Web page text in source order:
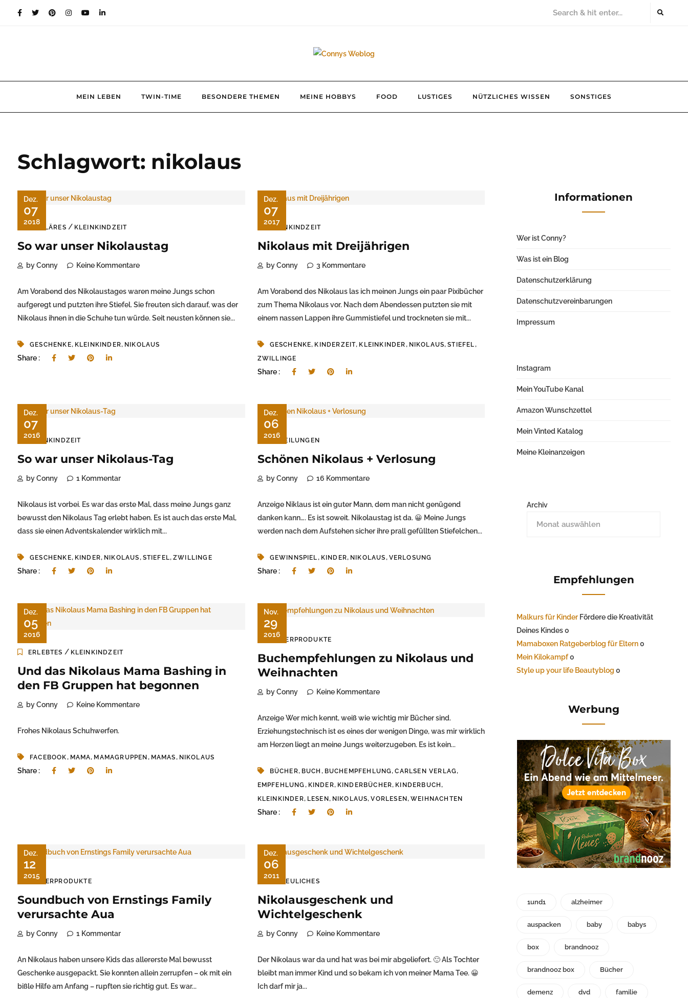
MEIN LEBEN TWIN-TIME BESONDERE THEMEN MEINE HOBBYS FOOD LUSTIGES NÜTZLICHES WISSEN SONSTIGES
Schlagwort: nikolaus
Dez.
07
2018
FAMILÄRES / KLEINKINDZEIT
So war unser Nikolaustag
by Conny Keine Kommentare
Am Vorabend des Nikolaustages waren meine Jungs schon
aufgeregt und putzten ihre Stiefel. Sie freuten sich darauf, was der
Nikolaus ihnen in die Schuhe tun würde. Seit neusten können sie...
GESCHENKE, KLEINKINDER, NIKOLAUS
Share :
Dez.
07
2017
KLEINKINDZEIT
Nikolaus mit Dreijährigen
by Conny 3 Kommentare
Am Vorabend des Nikolaus las ich meinen Jungs ein paar Pixibücher
zum Thema Nikolaus vor. Nach dem Abendessen putzten sie mit
einem nassen Lappen ihre Gummistiefel und trockneten sie mit...
GESCHENKE, KINDERZEIT, KLEINKINDER, NIKOLAUS,STIEFEL,
ZWILLINGE
Share :
Dez.
07
2016
KLEINKINDZEIT
So war unser Nikolaus-Tag
by Conny 1 Kommentar
Nikolaus ist vorbei. Es war das erste Mal, dass meine Jungs ganz
bewusst den Nikolaus Tag erlebt haben. Es ist auch das erste Mal,
dass sie einen Adventskalender wirklich mit...
GESCHENKE, KINDER, NIKOLAUS, STIEFEL,ZWILLINGE
Share :
Dez.
06
2016
MITTEILUNGEN
Schönen Nikolaus + Verlosung
by Conny 16 Kommentare
Anzeige Niklaus ist ein guter Mann, dem man nicht genügend
danken kann…. Es ist soweit. Nikolaustag ist da. 😀 Meine Jungs
werden nach dem Aufstehen sicher ihre prall gefüllten Stiefelchen...
GEWINNSPIEL, KINDER, NIKOLAUS, VERLOSUNG
Share :
Dez.
05
2016
ERLEBTES / KLEINKINDZEIT
Und das Nikolaus Mama Bashing in
den FB Gruppen hat begonnen
by Conny Keine Kommentare
Frohes Nikolaus Schuhwerfen.
FACEBOOK, MAMA, MAMAGRUPPEN , MAMAS, NIKOLAUS
Share :
Nov.
29
2016
KINDERPRODUKTE
Buchempfehlungen zu Nikolaus und
Weihnachten
by Conny Keine Kommentare
Anzeige Wer mich kennt, weiß wie wichtig mir Bücher sind.
Erziehungstechnisch ist es eines der wenigen Dinge, was mir wirklich
am Herzen liegt an meine Jungs weiterzugeben. Es ist kein...
BÜCHER, BUCH , BUCHEMPFEHLUNG,CARLSEN VERLAG,
EMPFEHLUNG , KINDER, KINDERBÜCHER, KINDERBUCH,
KLEINKINDER, LESEN , NIKOLAUS,VORLESEN , WEIHNACHTEN
Share :
Dez.
12
2015
KINDERPRODUKTE
Soundbuch von Ernstings Family
verursachte Aua
by Conny 1 Kommentar
An Nikolaus haben unsere Kids das allererste Mal bewusst
Geschenke ausgepackt. Sie konnten allein zerrupfen – ok mit ein
bißle Hilfe am Anfang – rupften sie richtig gut. Es war...
Dez.
06
2011
ERFREULICHES
Nikolausgeschenk und
Wichtelgeschenk
by Conny Keine Kommentare
Der Nikolaus war da und hat was bei mir abgeliefert. 🙂 Als Tochter
bleibt man immer Kind und so bekam ich von meiner Mama Tee. 😀
Ich darf mir ja...
Informationen
Wer ist Conny?
Was ist ein Blog
Datenschutzerklärung
Datenschutzvereinbarungen
Impressum
Instagram
Mein YouTube Kanal
Amazon Wunschzettel
Mein Vinted Katalog
Meine Kleinanzeigen
Archiv
Empfehlungen
Malkurs für Kinder Fördere die Kreativität
Deines Kindes 0
Mamaboxen Ratgeberblog für Eltern0
Mein Kilokampf0
Style up your life Beautyblog 0
Werbung
1und1 alzheimer
auspacken baby babys
box brandnooz
brandnooz box Bücher
demenz dvd familie